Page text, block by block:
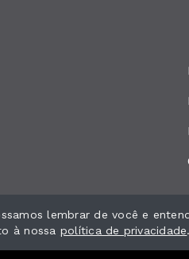
lembrar de você e
à nossa política de privacidade.